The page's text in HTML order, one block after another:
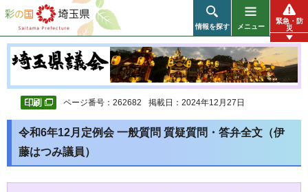
彩の国 埼玉県
情報を探す メニュー
緊急・防
災
ページ番号：262682 掲載日：2024年12月27日
令和6年12月定例会 一般質問 質疑質問・答弁全文（伊
藤はつみ議員）